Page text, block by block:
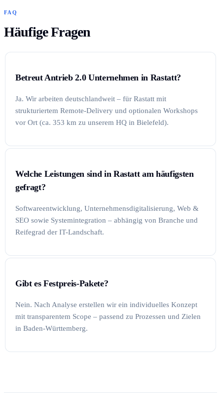
FAQ
Häufige Fragen
Betreut Antrieb 2.0 Unternehmen in Rastatt?
Ja. Wir arbeiten deutschlandweit – für Rastatt mit
strukturiertem Remote-Delivery und optionalen Workshops
vor Ort (ca. 353 km zu unserem HQ in Bielefeld).
Welche Leistungen sind in Rastatt am häufigsten
gefragt?
Softwareentwicklung, Unternehmensdigitalisierung, Web &
SEO sowie Systemintegration – abhängig von Branche und
Reifegrad der IT-Landschaft.
Gibt es Festpreis-Pakete?
Nein. Nach Analyse erstellen wir ein individuelles Konzept
mit transparentem Scope – passend zu Prozessen und Zielen
in Baden-Württemberg.